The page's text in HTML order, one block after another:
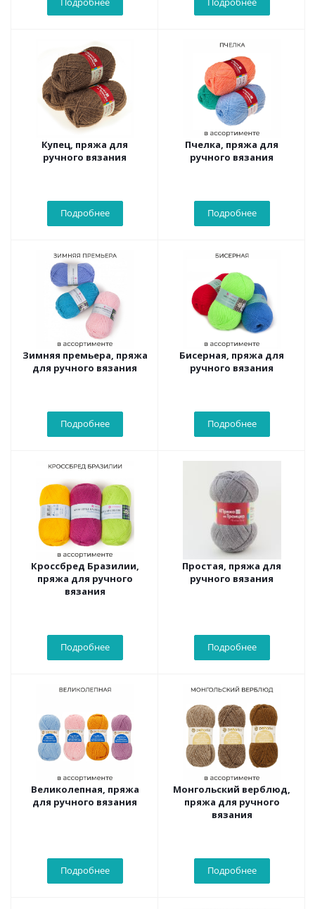
Купец, пряжа для
ручного вязания
Подробнее
Пчелка, пряжа для
ручного вязания
Подробнее
Зимняя премьера, пряжа
для ручного вязания
Подробнее
Бисерная, пряжа для
ручного вязания
Подробнее
Кроссбред Бразилии,
пряжа для ручного
вязания
Подробнее
Простая, пряжа для
ручного вязания
Подробнее
Великолепная, пряжа
для ручного вязания
Подробнее
Монгольский верблюд,
пряжа для ручного
вязания
Подробнее